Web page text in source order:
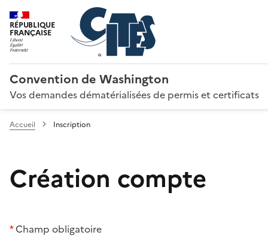
RÉPUBLIQUE
FRANÇAISE
Convention de Washington
Vos demandes dématérialisées de permis et certificats
Accueil Inscription
Création compte
*Champ obligatoire